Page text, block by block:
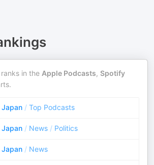
in the Apple Podcasts, Spotify
Japan / Top Podcasts
Japan / News / Politics
Japan / News